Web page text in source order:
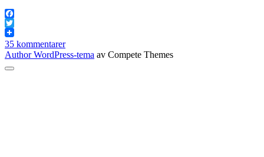
Facebook
Twitter
35 kommentarer
Author WordPress-tema av Compete Themes
Rulla